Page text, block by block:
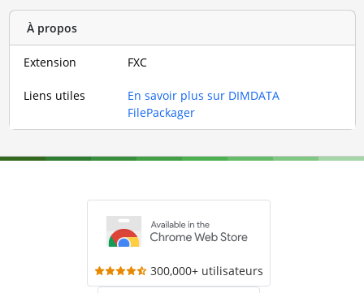
À propos
Extension FXC
Liens utiles
En savoir plus sur DIMDATA
FilePackager
300,000+ utilisateurs